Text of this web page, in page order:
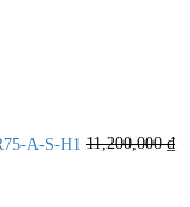
A-S-H1 11,200,000₫